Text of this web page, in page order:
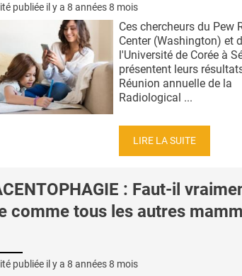
publiée il y a 8 années 8 mois
Ces chercheurs du Pew
Center (Washington) et
l'Université de Corée à
présentent leurs
Réunion annuelle de la
Radiological ...
LIRE LA SUITE
: Faut-il
comme tous les autres
publiée il y a 8 années 8 mois